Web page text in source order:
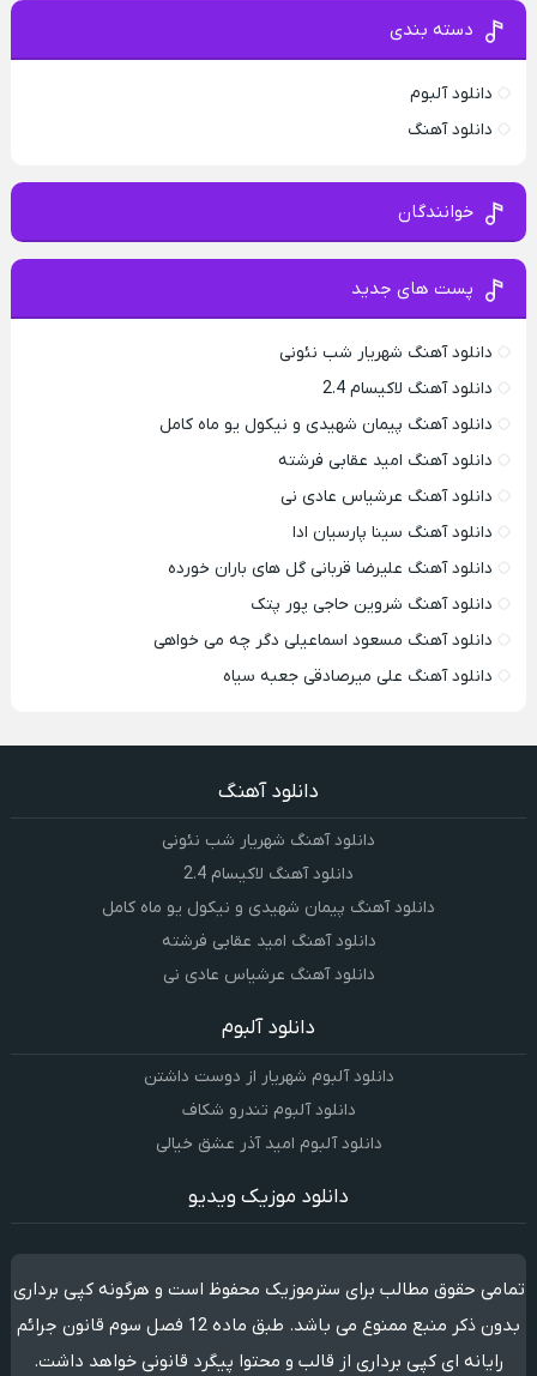
دسته بندی
دانلود آلبوم
دانلود آهنگ
خوانندگان
پست های جدید
دانلود آهنگ شهریار شب نئونی
دانلود آهنگ لاکیسام 2.4
دانلود آهنگ پیمان شهیدی و نیکول یو ماه کامل
دانلود آهنگ امید عقابی فرشته
دانلود آهنگ عرشیاس عادی نی
دانلود آهنگ سینا پارسیان ادا
دانلود آهنگ علیرضا قربانی گل های باران خورده
دانلود آهنگ شروین حاجی پور پتک
دانلود آهنگ مسعود اسماعیلی دگر چه می خواهی
دانلود آهنگ علی میرصادقی جعبه سیاه
دانلود آهنگ
دانلود آهنگ شهریار شب نئونی
دانلود آهنگ لاکیسام 2.4
دانلود آهنگ پیمان شهیدی و نیکول یو ماه کامل
دانلود آهنگ امید عقابی فرشته
دانلود آهنگ عرشیاس عادی نی
دانلود آلبوم
دانلود آلبوم شهریار از دوست داشتن
دانلود آلبوم تندرو شکاف
دانلود آلبوم امید آذر عشق خیالی
دانلود موزیک ویدیو
تمامی حقوق مطالب برای سترموزیک محفوظ است و هرگونه کپی برداری
بدون ذکر منبع ممنوع می باشد. طبق ماده 12 فصل سوم قانون جرائم
رایانه ای کپی برداری از قالب و محتوا پیگرد قانونی خواهد داشت.